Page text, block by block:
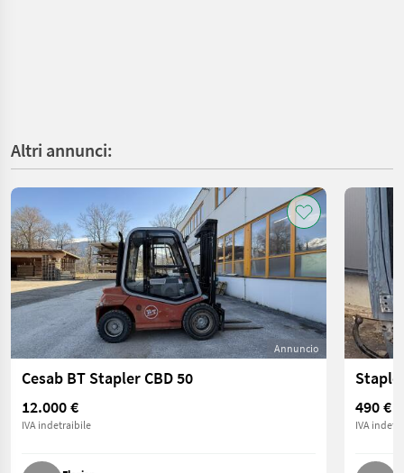
Altri annunci:
Annuncio
Cesab BT Stapler CBD 50
12.000 €
IVA indetraibile
490 €
IVA